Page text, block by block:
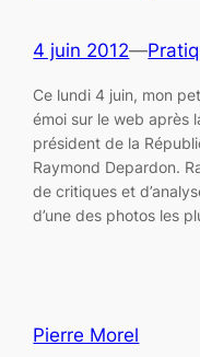
4 juin 2012—
Ce lundi 4 juin, mon
émoi sur le web après
président de la
Raymond Depardon.
de critiques et
d’une des photos les
Pierre Morel